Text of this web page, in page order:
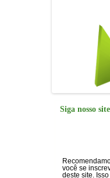
Siga nosso site
você se
deste site.